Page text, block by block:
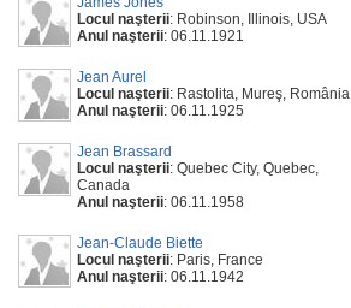
Locul naşterii: Robinson, Illinois, USA
Anul naşterii: 06.11.1921
Jean Aurel
Locul naşterii: Rastolita, Mureş, România
Anul naşterii: 06.11.1925
Jean Brassard
Locul naşterii: Quebec City, Quebec,
Canada
Anul naşterii: 06.11.1958
Jean-Claude Biette
Locul naşterii: Paris, France
Anul naşterii: 06.11.1942